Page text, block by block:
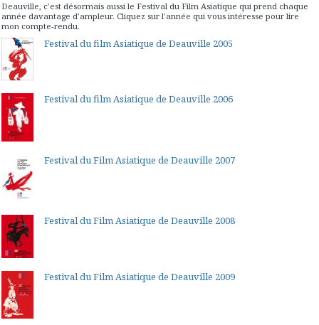
Deauville, c'est désormais aussi le Festival du Film Asiatique qui prend chaque
année davantage d'ampleur. Cliquez sur l'année qui vous intéresse pour lire
mon compte-rendu.
Festival du film Asiatique de Deauville 2005
Festival du film Asiatique de Deauville 2006
Festival du Film Asiatique de Deauville 2007
Festival du Film Asiatique de Deauville 2008
Festival du Film Asiatique de Deauville 2009